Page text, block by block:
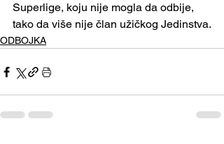
Superlige, koju nije mogla da odbije,
tako da više nije član užičkog Jedinstva.
ODBOJKA